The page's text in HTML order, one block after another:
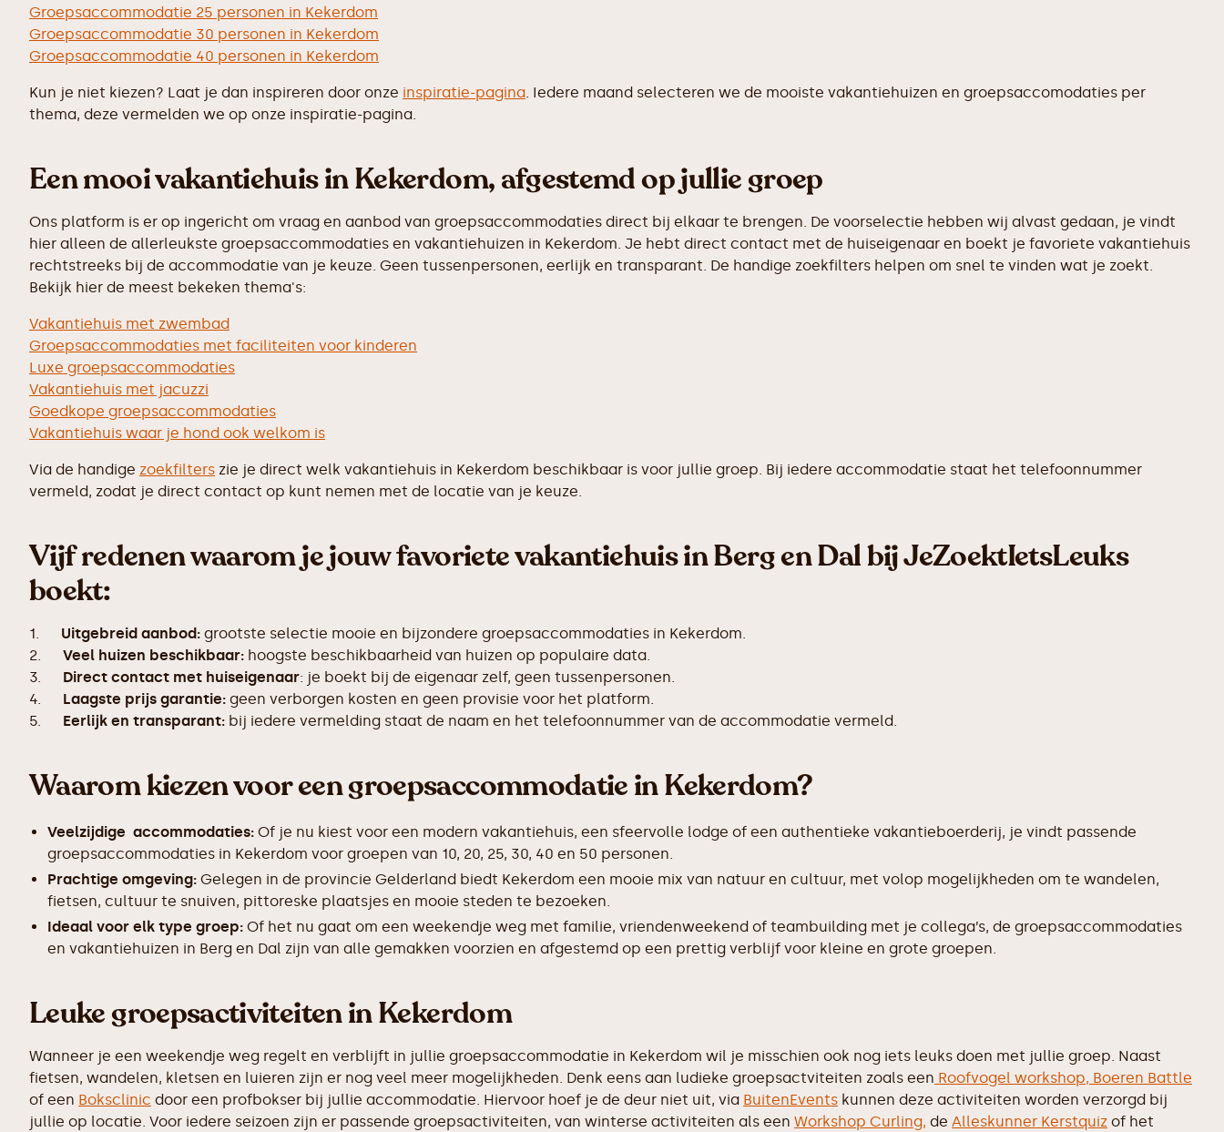
Groepsaccommodatie 25 personen in Kekerdom
Groepsaccommodatie 30 personen in Kekerdom
Groepsaccommodatie 40 personen in Kekerdom
Kun je niet kiezen? Laat je dan inspireren door onze inspiratie-pagina. Iedere maand selecteren we de mooiste vakantiehuizen en groepsaccomodaties per
thema, deze vermelden we op onze inspiratie-pagina.
Een mooi vakantiehuis in Kekerdom, afgestemd op jullie groep
Ons platform is er op ingericht om vraag en aanbod van groepsaccommodaties direct bij elkaar te brengen. De voorselectie hebben wij alvast gedaan, je vindt
hier alleen de allerleukste groepsaccommodaties en vakantiehuizen in Kekerdom. Je hebt direct contact met de huiseigenaar en boekt je favoriete vakantiehuis
rechtstreeks bij de accommodatie van je keuze. Geen tussenpersonen, eerlijk en transparant. De handige zoekfilters helpen om snel te vinden wat je zoekt.
Bekijk hier de meest bekeken thema's:
Vakantiehuis met zwembad
Groepsaccommodaties met faciliteiten voor kinderen
Luxe groepsaccommodaties
Vakantiehuis met jacuzzi
Goedkope groepsaccommodaties
Vakantiehuis waar je hond ook welkom is
Via de handige zoekfilters zie je direct welk vakantiehuis in Kekerdom beschikbaar is voor jullie groep. Bij iedere accommodatie staat het telefoonnummer
vermeld, zodat je direct contact op kunt nemen met de locatie van je keuze.
Vijf redenen waarom je jouw favoriete vakantiehuis in Berg en Dal bij JeZoektIetsLeuks
boekt:
1. Uitgebreid aanbod: grootste selectie mooie en bijzondere groepsaccommodaties in Kekerdom.
2. Veel huizen beschikbaar: hoogste beschikbaarheid van huizen op populaire data.
3. Direct contact met huiseigenaar: je boekt bij de eigenaar zelf, geen tussenpersonen.
4. Laagste prijs garantie: geen verborgen kosten en geen provisie voor het platform.
5. Eerlijk en transparant: bij iedere vermelding staat de naam en het telefoonnummer van de accommodatie vermeld.
Waarom kiezen voor een groepsaccommodatie in Kekerdom?
Veelzijdige accommodaties: Of je nu kiest voor een modern vakantiehuis, een sfeervolle lodge of een authentieke vakantieboerderij, je vindt passende
groepsaccommodaties in Kekerdom voor groepen van 10, 20, 25, 30, 40 en 50 personen.
Prachtige omgeving: Gelegen in de provincie Gelderland biedt Kekerdom een mooie mix van natuur en cultuur, met volop mogelijkheden om te wandelen,
fietsen, cultuur te snuiven, pittoreske plaatsjes en mooie steden te bezoeken.
Ideaal voor elk type groep: Of het nu gaat om een weekendje weg met familie, vriendenweekend of teambuilding met je collega’s, de groepsaccommodaties
en vakantiehuizen in Berg en Dal zijn van alle gemakken voorzien en afgestemd op een prettig verblijf voor kleine en grote groepen.
Leuke groepsactiviteiten in Kekerdom
Wanneer je een weekendje weg regelt en verblijft in jullie groepsaccommodatie in Kekerdom wil je misschien ook nog iets leuks doen met jullie groep. Naast
fietsen, wandelen, kletsen en luieren zijn er nog veel meer mogelijkheden. Denk eens aan ludieke groepsactviteiten zoals een Roofvogel workshop, Boeren Battle
of een Boksclinic door een profbokser bij jullie accommodatie. Hiervoor hoef je de deur niet uit, via BuitenEvents kunnen deze activiteiten worden verzorgd bij
jullie op locatie. Voor iedere seizoen zijn er passende groepsactiviteiten, van winterse activiteiten als een Workshop Curling, de Alleskunner Kerstquiz of het